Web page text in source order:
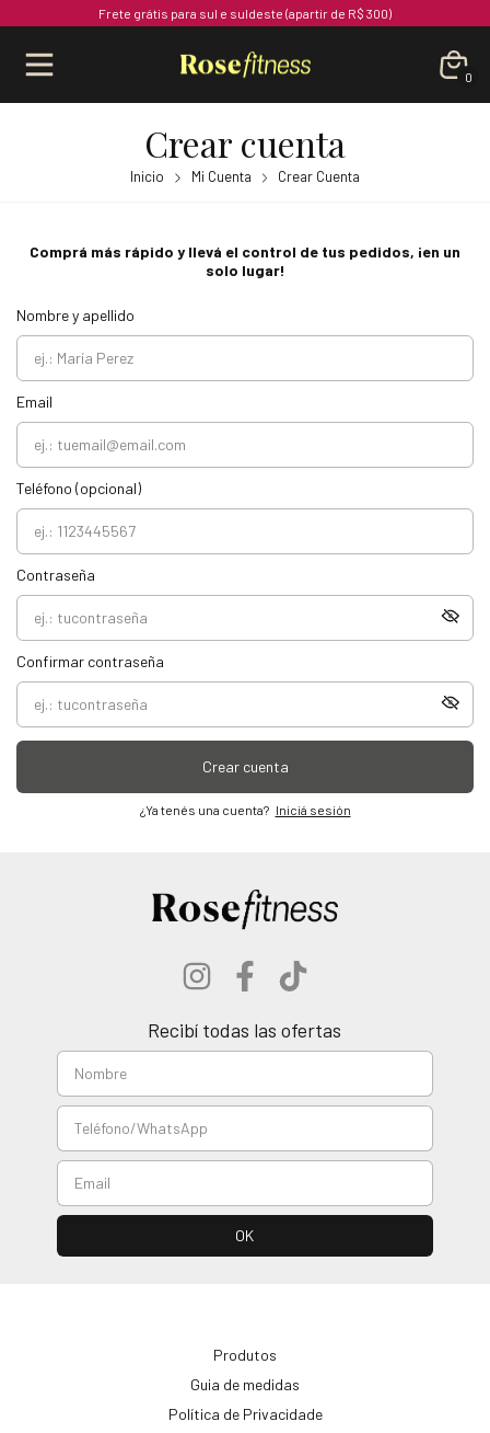
Frete grátis para sul e suldeste (apartir de R$ 300)
0
Crear cuenta
Inicio Mi Cuenta Crear Cuenta
Comprá más rápido y llevá el control de tus pedidos, ¡en un
solo lugar!
Nombre y apellido
Email
Teléfono (opcional)
Contraseña
Confirmar contraseña
Crear cuenta
¿Ya tenés una cuenta? Iniciá sesión
Recibí todas las ofertas
Produtos
Guia de medidas
Política de Privacidade